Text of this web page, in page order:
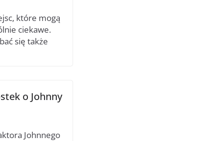
które mogą
ciekawe.
się także
o Johnny
Johnnego